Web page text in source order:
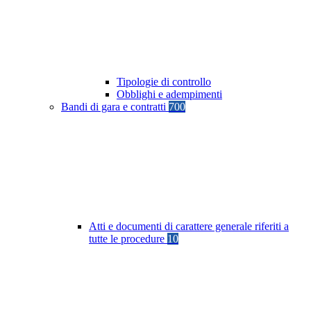
Tipologie di controllo
Obblighi e adempimenti
Bandi di gara e contratti 700
Atti e documenti di carattere generale riferiti a
tutte le procedure 10